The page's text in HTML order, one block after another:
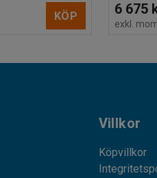
KÖP 6 675
exkl.
Villkor
Köpvillkor